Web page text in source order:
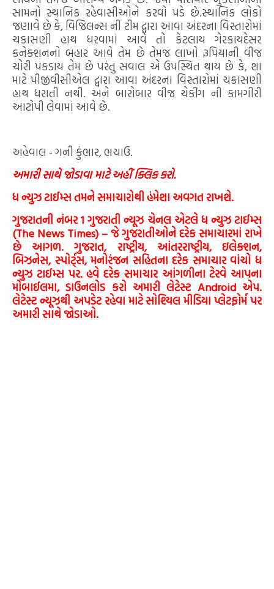
સામનો સ્થાનિક રહેવાસીઓને કરવો પડે છે.સ્થાનિક લોકો
જણાવે છે કે, વિજિલન્સ ની ટીમ દ્વારા આવા અંદરના વિસ્તારોમાં
ચકાસણી હાથ ધરવામાં આવે તો કેટલાય ગેરકાયદેસર
કનેક્શનનો બહાર આવે તેમ છે તેમજ લાખો રૂપિયાની વીજ
ચોરી પકડાય તેમ છે પરંતુ સવાલ એ ઉપસ્થિત થાય છે કે, શા
માટે પીજીવીસીએલ દ્વારા આવા અંદરના વિસ્તારોમાં ચકાસણી
હાથ ધરાતી નથી. અને બારોબાર વીજ ચેકીંગ ની કામગીરી
આટોપી લેવામાં આવે છે.
અહેવાલ - ગની કુંભાર, ભચાઉ.
અમારી સાથે જોડાવા માટે અહીં ક્લિક કરો.
ધ ન્યુઝ ટાઈમ્સ તમને સમાચારોથી હંમેશા અવગત રાખશે.
ગુજરાતની નંબર 1 ગુજરાતી ન્યૂઝ ચેનલ એટલે ધ ન્યુઝ ટાઈમ્સ
(The News Times) – જે ગુજરાતીઓને દરેક સમાચારમાં રાખે
છે આગળ. ગુજરાત, રાષ્ટ્રીય, આંતરરાષ્ટ્રીય, ઇલેક્શન,
બિઝનેસ, સ્પોર્ટ્સ, મનોરંજન સહિતના દરેક સમાચાર વાંચો ધ
ન્યુઝ ટાઈમ્સ પર. હવે દરેક સમાચાર આંગળીના ટેરવે આપના
મોબાઈલમા, ડાઉનલોડ કરો અમારી લેટેસ્ટ Android એપ.
લેટેસ્ટ ન્યૂઝથી અપડેટ રહેવા માટે સોશ્યિલ મીડિયા પ્લેટફોર્મ પર
અમારી સાથે જોડાઓ.